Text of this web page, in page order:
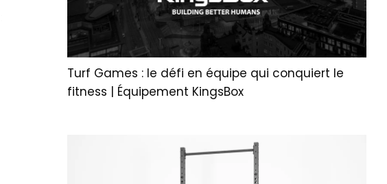
Turf Games : le défi en équipe qui conquiert le
fitness | Équipement KingsBox